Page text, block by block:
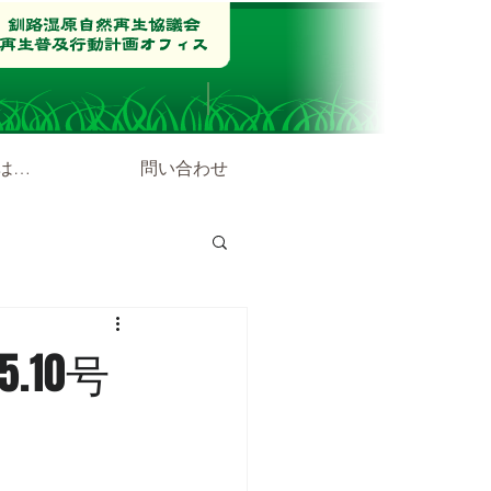
… 問い合わせ
号